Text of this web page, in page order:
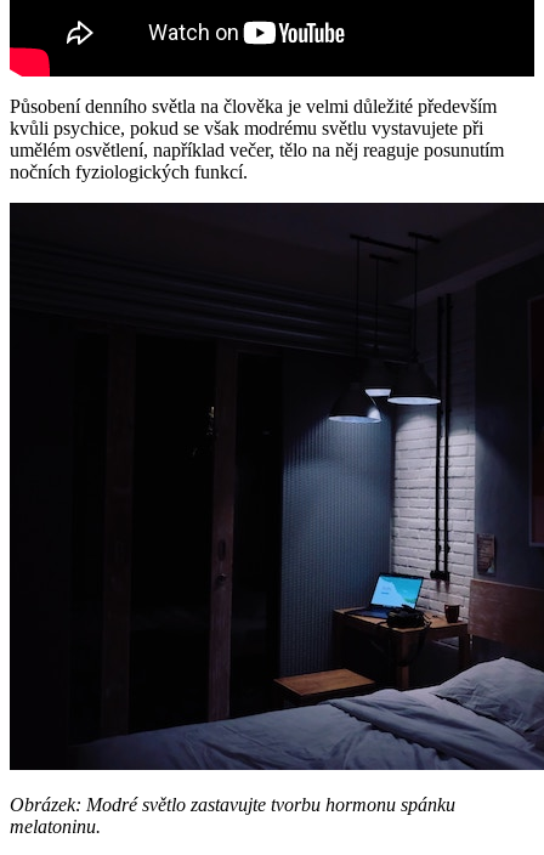
Působení denního světla na člověka je velmi důležité především
kvůli psychice, pokud se však modrému světlu vystavujete při
umělém osvětlení, například večer, tělo na něj reaguje posunutím
nočních fyziologických funkcí.
Obrázek: Modré světlo zastavujte tvorbu hormonu spánku
melatoninu.